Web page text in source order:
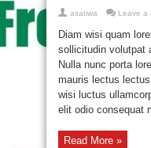
asatiwa Leave a
Diam wisi quam
sollicitudin volutpat
Nulla nunc porta
mauris lectus
wisi luctus
elit odio consequat
Read More »